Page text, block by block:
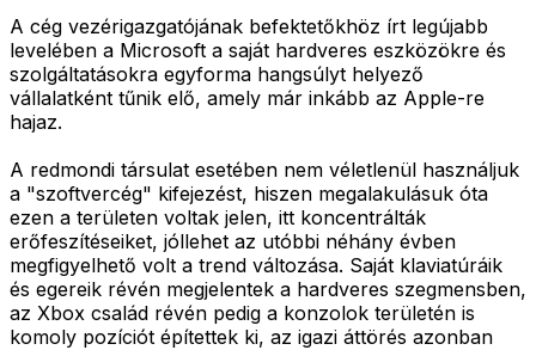
A cég vezérigazgatójának befektetőkhöz írt legújabb
levelében a Microsoft a saját hardveres eszközökre és
szolgáltatásokra egyforma hangsúlyt helyező
vállalatként tűnik elő, amely már inkább az Apple-re
hajaz.
A redmondi társulat esetében nem véletlenül használjuk
a "szoftvercég" kifejezést, hiszen megalakulásuk óta
ezen a területen voltak jelen, itt koncentrálták
erőfeszítéseiket, jóllehet az utóbbi néhány évben
megfigyelhető volt a trend változása. Saját klaviatúráik
és egereik révén megjelentek a hardveres szegmensben,
az Xbox család révén pedig a konzolok területén is
komoly pozíciót építettek ki, az igazi áttörés azonban